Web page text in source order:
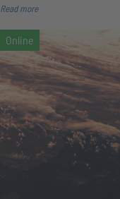
Read more